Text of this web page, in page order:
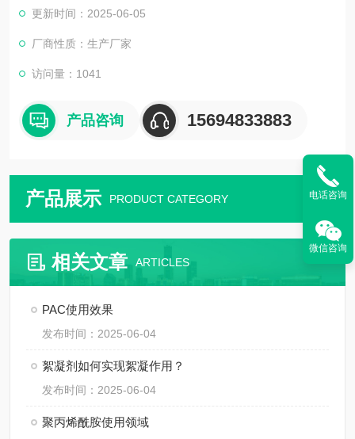
低含量（如24%）产品多用于工业废水处理，价格相对较低。
更新时间：2025-06-05
厂商性质：生产厂家
访问量：1041
产品咨询 15694833883
产品展示 PRODUCT CATEGORY
相关文章 ARTICLES
PAC使用效果
发布时间：2025-06-04
絮凝剂如何实现絮凝作用？
发布时间：2025-06-04
聚丙烯酰胺使用领域
电话咨询
微信咨询